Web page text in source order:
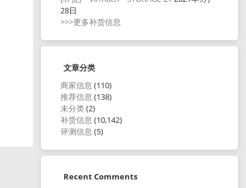
28日
>>>更多补货信息
文章分类
商家信息 (110)
推荐信息 (138)
未分类(2)
补货信息 (10,142)
评测信息 (5)
Recent Comments